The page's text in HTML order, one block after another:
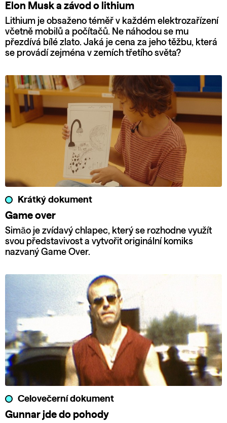
Elon Musk a závod o lithium
Lithium je obsaženo téměř v každém elektrozařízení
včetně mobilů a počítačů. Ne náhodou se mu
přezdívá bílé zlato. Jaká je cena za jeho těžbu, která
se provádí zejména v zemích třetího světa?
Krátký dokument
Game over
Simão je zvídavý chlapec, který se rozhodne využít
svou představivost a vytvořit originální komiks
nazvaný Game Over.
Celovečerní dokument
Gunnar jde do pohody